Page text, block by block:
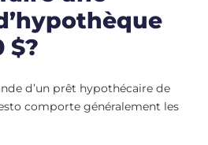
$?
d’un prêt hypothécaire de
comporte généralement les